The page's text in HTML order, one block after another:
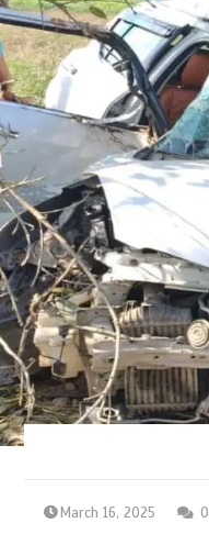
March 16, 2025 0